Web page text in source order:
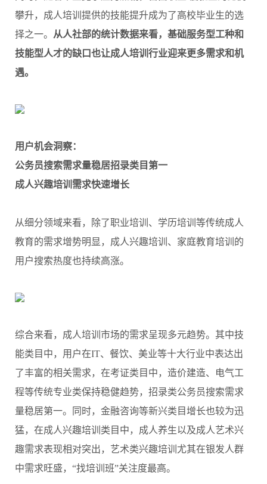
攀升，成人培训提供的技能提升成为了高校毕业生的选
择之一。 从人社部的统计数据来看，基础服务型工种和
技能型人才的缺口也让成人培训行业迎来更多需求和机
遇。
用户机会洞察：
公务员搜索需求量稳居招录类目第一
成人兴趣培训需求快速增长
从细分领域来看，除了职业培训、学历培训等传统成人
教育的需求增势明显，成人兴趣培训、家庭教育培训的
用户搜索热度也持续高涨。
综合来看，成人培训市场的需求呈现多元趋势。其中技
能类目中，用户在IT、餐饮、美业等十大行业中表达出
了丰富的相关需求，在考证类目中，造价建造、电气工
程等传统专业类保持稳健趋势，招录类公务员搜索需求
量稳居第一。同时，金融咨询等新兴类目增长也较为迅
猛，在成人兴趣培训类目中，成人养生以及成人艺术兴
趣需求表现相对突出，艺术类兴趣培训尤其在银发人群
中需求旺盛，“找培训班”关注度最高。